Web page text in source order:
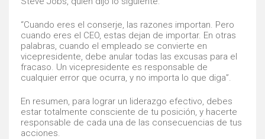
“Cuando eres el conserje, las razones importan. Pero
cuando eres el CEO, estas dejan de importar. En otras
palabras, cuando el empleado se convierte en
vicepresidente, debe anular todas las excusas para el
fracaso. Un vicepresidente es responsable de
cualquier error que ocurra, y no importa lo que diga”.
En resumen, para lograr un liderazgo efectivo, debes
estar totalmente consciente de tu posición, y hacerte
responsable de cada una de las consecuencias de tus
acciones.